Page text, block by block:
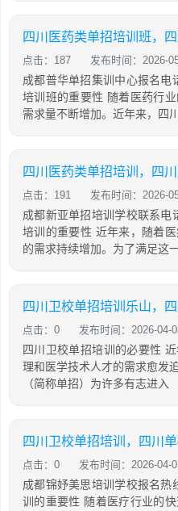
四川医药类单招培训班，
点击：187 发布时间：2026-
成都普华单招集训中心报名电
培训班的重要性 随着医药行
需求量不断增加。近年来，四
四川医药类单招培训，四
点击：191 发布时间：2026-
成都新亚单招培训学校联系电
培训的重要性 近年来，随着
的需求持续增加。为了满足这
四川卫校单招培训乐山，
点击：0 发布时间：2026-04-
四川卫校单招培训的必要性
理和医学技术人才的需求愈发
（简称单招）为许多有志进入
四川卫校单招培训，四川
点击：0 发布时间：2026-04-
成都锦妤美思培训学校报名
训的重要性 随着医疗行业的